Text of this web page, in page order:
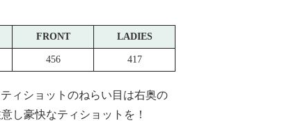
FRONT LADIES
456 417
ィショットのねらい目は右奥の
し豪快なティショットを！